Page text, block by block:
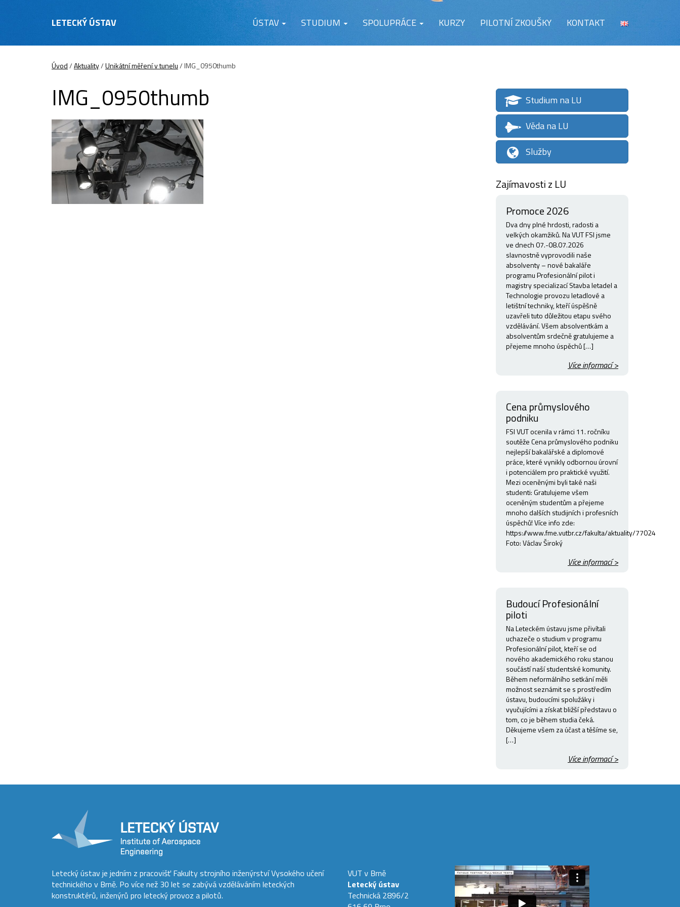
LETECKÝ ÚSTAV ÚSTAV STUDIUM SPOLUPRÁCE KURZY PILOTNÍ ZKOUŠKY KONTAKT
Úvod/Aktuality/Unikátní měření v tunelu/IMG_0950thumb
IMG_0950thumb
Studium na LU
Věda na LU
Služby
Zajímavosti z LU
Promoce 2026
Dva dny plné hrdosti, radosti a
velkých okamžiků. Na VUT FSI jsme
ve dnech 07.-08.07.2026
slavnostně vyprovodili naše
absolventy – nové bakaláře
programu Profesionální pilot i
magistry specializací Stavba letadel a
Technologie provozu letadlové a
letištní techniky, kteří úspěšně
uzavřeli tuto důležitou etapu svého
vzdělávání. Všem absolventkám a
absolventům srdečně gratulujeme a
přejeme mnoho úspěchů […]
Více informací >
Cena průmyslového
podniku
FSI VUT ocenila v rámci 11. ročníku
soutěže Cena průmyslového podniku
nejlepší bakalářské a diplomové
práce, které vynikly odbornou úrovní
i potenciálem pro praktické využití.
Mezi oceněnými byli také naši
studenti: Gratulujeme všem
oceněným studentům a přejeme
mnoho dalších studijních i profesních
úspěchů! Více info zde:
https://www.fme.vutbr.cz/fakulta/aktuality/77024
Foto: Václav Široký
Více informací >
Budoucí Profesionální
piloti
Na Leteckém ústavu jsme přivítali
uchazeče o studium v programu
Profesionální pilot, kteří se od
nového akademického roku stanou
součástí naší studentské komunity.
Během neformálního setkání měli
možnost seznámit se s prostředím
ústavu, budoucími spolužáky i
vyučujícími a získat bližší představu o
tom, co je během studia čeká.
Děkujeme všem za účast a těšíme se,
[…]
Více informací >
Letecký ústav je jedním z pracovišť Fakulty strojního inženýrství Vysokého učení
technického v Brně. Po více než 30 let se zabývá vzděláváním leteckých
konstruktérů, inženýrů pro letecký provoz a pilotů.
VUT v Brně
Letecký ústav
Technická 2896/2